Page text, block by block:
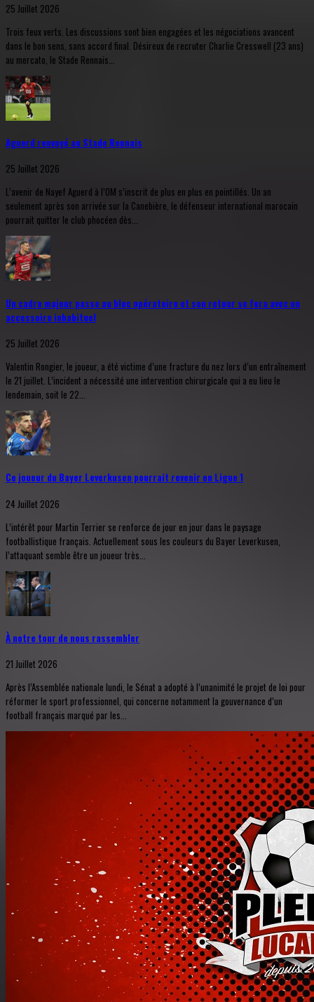
25 Juillet 2026
Trois feux verts. Les discussions sont bien engagées et les négociations avancent
dans le bon sens, sans accord final. Désireux de recruter Charlie Cresswell (23 ans)
au mercato, le Stade Rennais...
Aguerd renvoyé au Stade Rennais
25 Juillet 2026
L’avenir de Nayef Aguerd à l’OM s’inscrit de plus en plus en pointillés. Un an
seulement après son arrivée sur la Canebière, le défenseur international marocain
pourrait quitter le club phocéen dès...
Un cadre majeur passe au bloc opératoire et son retour se fera avec un
accessoire inhabituel
25 Juillet 2026
Valentin Rongier, le joueur, a été victime d’une fracture du nez lors d’un entraînement
le 21 juillet. L’incident a nécessité une intervention chirurgicale qui a eu lieu le
lendemain, soit le 22...
Ce joueur du Bayer Leverkusen pourrait revenir en Ligue 1
24 Juillet 2026
L’intérêt pour Martin Terrier se renforce de jour en jour dans le paysage
footballistique français. Actuellement sous les couleurs du Bayer Leverkusen,
l’attaquant semble être un joueur très...
À notre tour de nous rassembler
21 Juillet 2026
Après l’Assemblée nationale lundi, le Sénat a adopté à l’unanimité le projet de loi pour
réformer le sport professionnel, qui concerne notamment la gouvernance d’un
football français marqué par les...